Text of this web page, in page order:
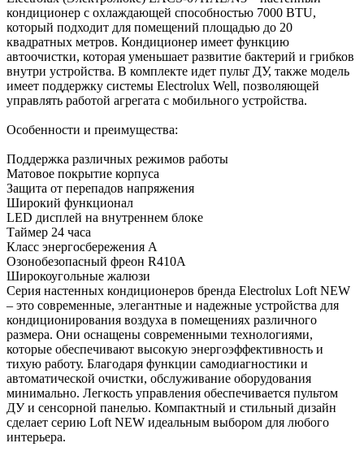
кондиционер с охлаждающей способностью 7000 BTU,
который подходит для помещений площадью до 20
квадратных метров. Кондиционер имеет функцию
автоочистки, которая уменьшает развитие бактерий и грибков
внутри устройства. В комплекте идет пульт ДУ, также модель
имеет поддержку системы Electrolux Well, позволяющей
управлять работой агрегата с мобильного устройства.
Особенности и преимущества:
Поддержка различных режимов работы
Матовое покрытие корпуса
Защита от перепадов напряжения
Широкий функционал
LED дисплей на внутреннем блоке
Таймер 24 часа
Класс энергосбережения А
Озонобезопасный фреон R410A
Широкоугольные жалюзи
Серия настенных кондиционеров бренда Electrolux Loft NEW
– это современные, элегантные и надежные устройства для
кондиционирования воздуха в помещениях различного
размера. Они оснащены современными технологиями,
которые обеспечивают высокую энергоэффективность и
тихую работу. Благодаря функции самодиагностики и
автоматической очистки, обслуживание оборудования
минимально. Легкость управления обеспечивается пультом
ДУ и сенсорной панелью. Компактный и стильный дизайн
сделает серию Loft NEW идеальным выбором для любого
интерьера.